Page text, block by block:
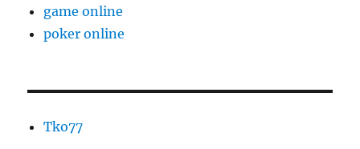
game online
poker online
Tko77